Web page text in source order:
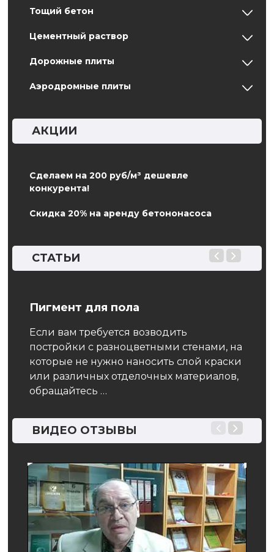
Тощий бетон
Цементный раствор
Дорожные плиты
Аэродромные плиты
АКЦИИ
Сделаем на 200 руб/м³ дешевле
конкурента!
Скидка 20% на аренду бетононасоса
СТАТЬИ
Пигмент для пола
Если вам требуется возводить
постройки с разноцветными стенами, на
которые не нужно наносить слой краски
или различных отделочных материалов,
обращайтесь …
ВИДЕО ОТЗЫВЫ